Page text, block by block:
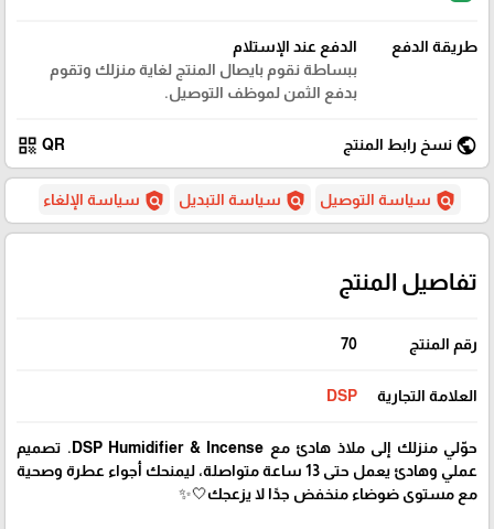
طريقة الدفع
الدفع عند الإستلام
ببساطة نقوم بايصال المنتج لغاية منزلك وتقوم
بدفع الثمن لموظف التوصيل.
public نسخ رابط المنتج QR
qr_code
policy سياسة التوصيل policy سياسة التبديل policy سياسة الإلغاء
تفاصيل المنتج
رقم المنتج 70
العلامة التجارية DSP
حوّلي منزلك إلى ملاذ هادئ مع DSP Humidifier & Incense. تصميم
عملي وهادئ يعمل حتى 13 ساعة متواصلة، ليمنحك أجواء عطرة وصحية
مع مستوى ضوضاء منخفض جدًا لا يزعجك🤍✨